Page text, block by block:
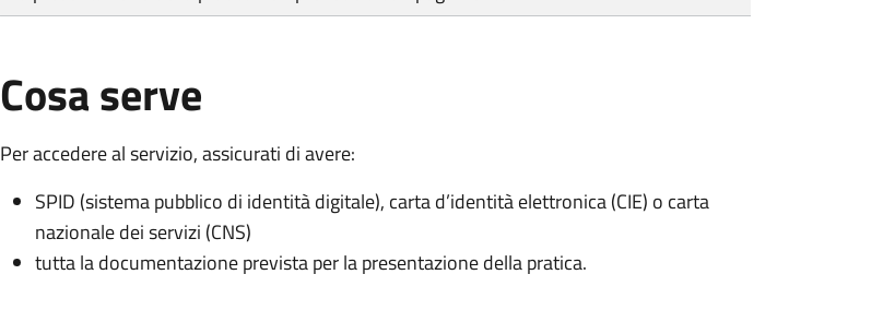
Cosa serve
Per accedere al servizio, assicurati di avere:
SPID (sistema pubblico di identità digitale), carta d’identità elettronica (CIE) o carta
nazionale dei servizi (CNS)
tutta la documentazione prevista per la presentazione della pratica.